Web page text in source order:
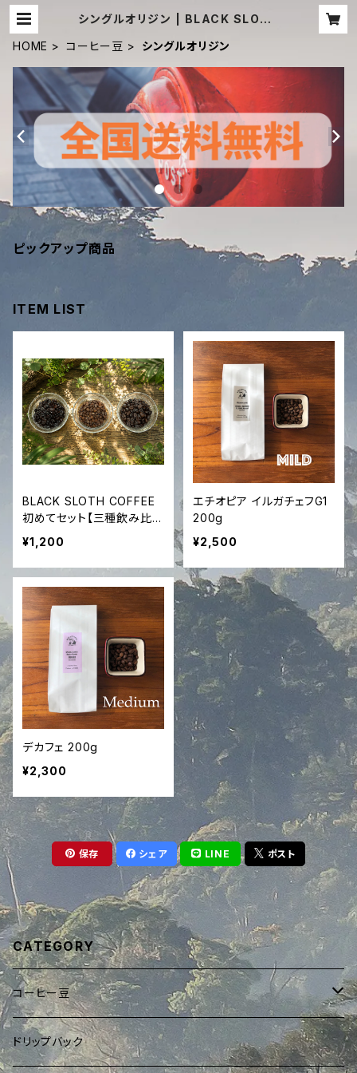
シングルオリジン | BLACK SLOTH
ー）
HOME コーヒー豆 シングルオリジン
ピックアップ商品
ITEM LIST
BLACK SLOTH COFFEE
初めてセット【三種飲み比
べ】
¥1,200
エチオピア イルガチェフG1
200g
¥2,500
デカフェ 200g
¥2,300
保存 シェア LINE ポスト
CATEGORY
コーヒー豆
ブレンド
ドリップバック